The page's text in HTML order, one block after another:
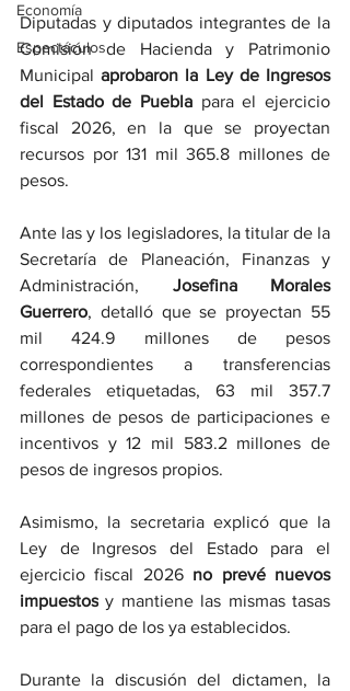
Economía
Espectáculos
Diputadas y diputados integrantes de la
Comisión de Hacienda y Patrimonio
Municipal aprobaron la Ley de Ingresos
del Estado de Puebla para el ejercicio
fiscal 2026, en la que se proyectan
recursos por 131 mil 365.8 millones de
pesos.
Ante las y los legisladores, la titular de la
Secretaría de Planeación, Finanzas y
Administración, Josefina Morales
Guerrero, detalló que se proyectan 55
mil 424.9 millones de pesos
correspondientes a transferencias
federales etiquetadas, 63 mil 357.7
millones de pesos de participaciones e
incentivos y 12 mil 583.2 millones de
pesos de ingresos propios.
Asimismo, la secretaria explicó que la
Ley de Ingresos del Estado para el
ejercicio fiscal 2026 no prevé nuevos
impuestos y mantiene las mismas tasas
para el pago de los ya establecidos.
Durante la discusión del dictamen, la